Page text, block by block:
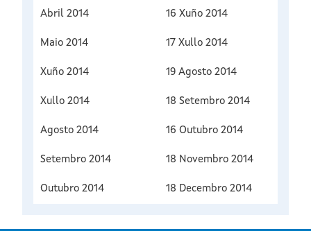
Abril 2014 16 Xuño 2014
Maio 2014 17 Xullo 2014
Xuño 2014 19 Agosto 2014
Xullo 2014 18 Setembro 2014
Agosto 2014 16 Outubro 2014
Setembro 2014 18 Novembro 2014
Outubro 2014 18 Decembro 2014